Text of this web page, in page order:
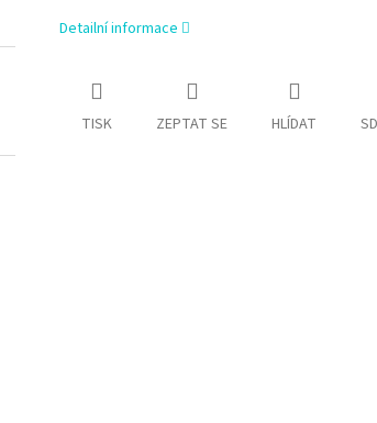
Detailní informace
TISK ZEPTAT SE HLÍDAT